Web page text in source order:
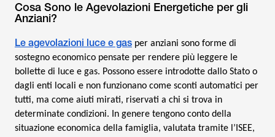
Cosa Sono le Agevolazioni Energetiche per gli
Anziani?
Le agevolazioni luce e gas per anziani sono forme di
sostegno economico pensate per rendere più leggere le
bollette di luce e gas. Possono essere introdotte dallo Stato o
dagli enti locali e non funzionano come sconti automatici per
tutti, ma come aiuti mirati, riservati a chi si trova in
determinate condizioni. In genere tengono conto della
situazione economica della famiglia, valutata tramite l’ISEE,